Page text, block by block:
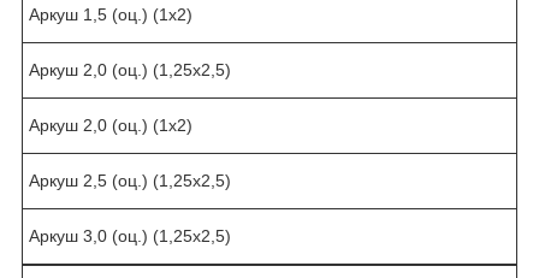
Аркуш 1,5 (оц.) (1х2)
Аркуш 2,0 (оц.) (1,25х2,5)
Аркуш 2,0 (оц.) (1х2)
Аркуш 2,5 (оц.) (1,25х2,5)
Аркуш 3,0 (оц.) (1,25х2,5)